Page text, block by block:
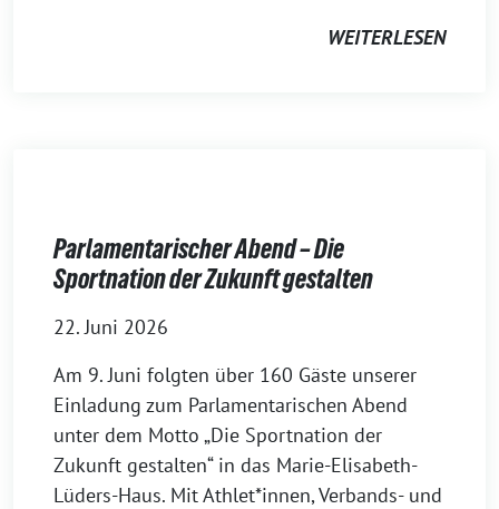
WEITERLESEN
Parlamentarischer Abend – Die
Sportnation der Zukunft gestalten
22. Juni 2026
Am 9. Juni folgten über 160 Gäste unserer
Einladung zum Parlamentarischen Abend
unter dem Motto „Die Sportnation der
Zukunft gestalten“ in das Marie-Elisabeth-
Lüders-Haus. Mit Athlet*innen, Verbands- und